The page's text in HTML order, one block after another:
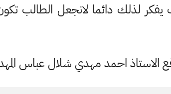
يفكر لذلك دائما لانجعل الطالب
الاستاذ احمد مهدي شلال عباس